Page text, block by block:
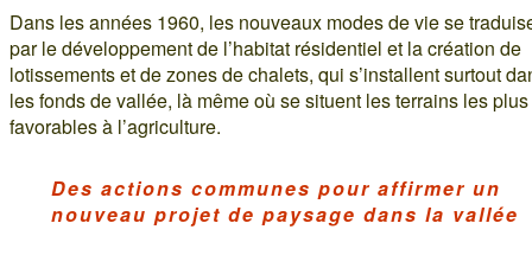
Dans les années 1960, les nouveaux modes de vie se
par le développement de l’habitat résidentiel et la création de
lotissements et de zones de chalets, qui s’installent surtout
les fonds de vallée, là même où se situent les terrains les plus
favorables à l’agriculture.
Des actions communes pour affirmer un
nouveau projet de paysage dans la vallée